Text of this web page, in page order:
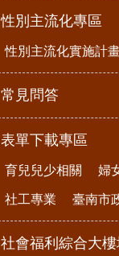
性別主流化專區
性別主流化實施計
常見問答
表單下載專區
育兒兒少相關 婦
社工專業 臺南市
社會福利綜合大